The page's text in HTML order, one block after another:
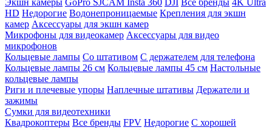
Экшн камеры GoPro SJCAM Insta 360 DJI Все бренды 4K Ultra
HD Недорогие Водонепроницаемые Крепления для экшн
камер Аксессуары для экшн камер
Микрофоны для видеокамер Аксессуары для видео
микрофонов
Кольцевые лампы Со штативом C держателем для телефона
Кольцевые лампы 26 см Кольцевые лампы 45 см Настольные
кольцевые лампы
Риги и плечевые упоры Наплечные штативы Держатели и
зажимы
Сумки для видеотехники
Квадрокоптеры Все бренды FPV Недорогие С хорошей